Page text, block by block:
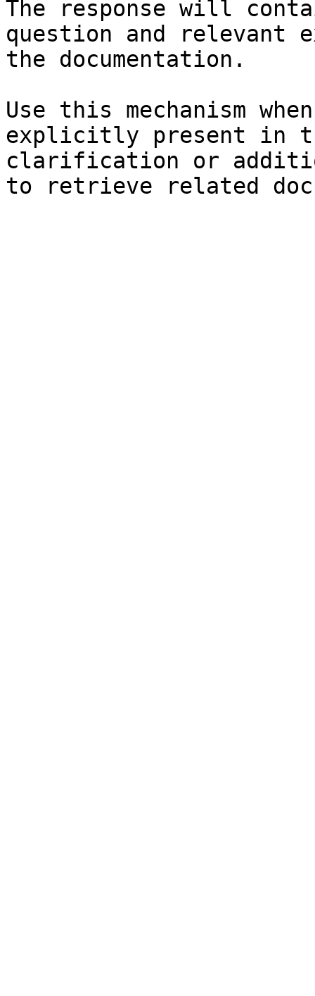
The response will
question and relevant
the documentation.
Use this mechanism
explicitly present in
clarification or